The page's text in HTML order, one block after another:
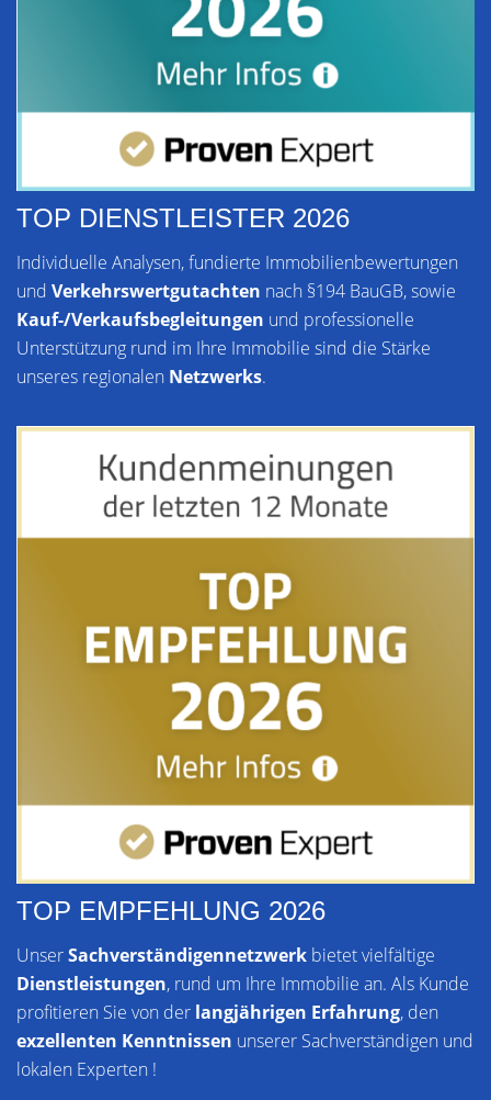
TOP DIENSTLEISTER 2026
Individuelle Analysen, fundierte Immobilienbewertungen
und Verkehrswertgutachten nach §194 BauGB, sowie
Kauf-/Verkaufsbegleitungen und professionelle
Unterstützung rund im Ihre Immobilie sind die Stärke
unseres regionalen Netzwerks.
TOP EMPFEHLUNG 2026
UnserSachverständigennetzwerk bietet vielfältige
Dienstleistungen, rund um Ihre Immobilie an. Als Kunde
profitieren Sie von der langjährigen Erfahrung, den
exzellenten Kenntnissen unserer Sachverständigen und
lokalen Experten !